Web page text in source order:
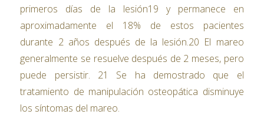
primeros días de la lesión19 y permanece en
aproximadamente el 18% de estos pacientes
durante 2 años después de la lesión.20 El mareo
generalmente se resuelve después de 2 meses, pero
puede persistir. 21 Se ha demostrado que el
tratamiento de manipulación osteopática disminuye
los síntomas del mareo.